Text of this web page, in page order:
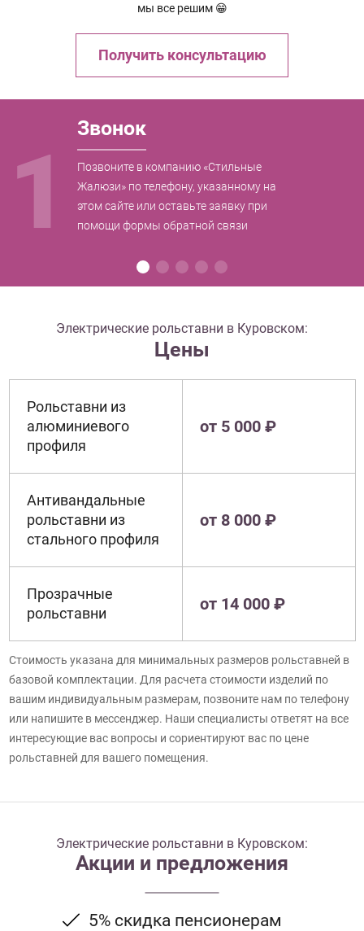
мы все решим 😁
Получить консультацию
1
Звонок
Позвоните в компанию «Стильные
Жалюзи» по телефону, указанному на
этом сайте или оставьте заявку при
помощи формы обратной связи
Электрические рольставни в Куровском:
Цены
Рольставни из
алюминиевого
профиля
от 5 000 ₽
Антивандальные
рольставни из
стального профиля
от 8 000 ₽
Прозрачные
рольставни
от 14 000 ₽
Стоимость указана для минимальных размеров рольставней в
базовой комплектации. Для расчета стоимости изделий по
вашим индивидуальным размерам, позвоните нам по телефону
или напишите в мессенджер. Наши специалисты ответят на все
интересующие вас вопросы и сориентируют вас по цене
рольставней для вашего помещения.
Электрические рольставни в Куровском:
Акции и предложения
5% скидка пенсионерам